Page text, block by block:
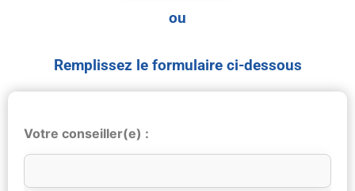
ou
Remplissez le formulaire ci-dessous
Votre conseiller(e) :